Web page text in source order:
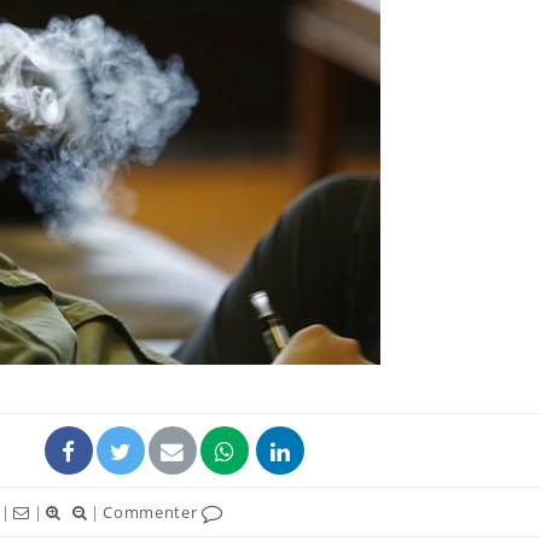
| | |Commenter
Mordue par une tique en
vacances, elle reste dans
le coma pendant 42 jours
Mordue par un
barracuda, une petite fille
secourue grâce à un
réflexe essentiel
Légionellose en Suisse :
quelle est l’origine de la
une